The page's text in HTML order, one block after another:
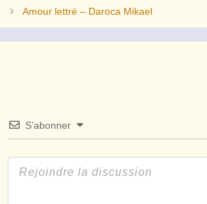
Amour lettré – Daroca Mikael
S’abonner